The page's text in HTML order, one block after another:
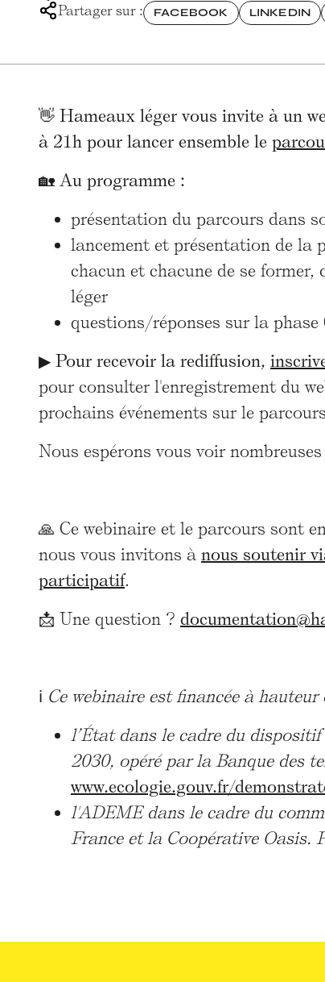
Partager sur :
FACEBOOK LINKEDIN
👋 Hameaux léger vous invite à un
à 21h pour lancer ensemble le
🏡 Au programme :
présentation du parcours dans
lancement et présentation de la
chacun et chacune de se
léger
questions/réponses sur la phase
▶ Pour recevoir la rediffusion,
pour consulter l'enregistrement du
prochains événements sur le
Nous espérons vous voir
🙏 Ce webinaire et le parcours sont
nous vous invitons à nous soutenir
participatif.
📩 Une question ?
ℹ️ Ce webinaire est financée à hauteur
l’État dans le cadre du
2030, opéré par la Banque des
www.ecologie.gouv.fr/
l'ADEME dans le cadre du
France et la Coopérative Oasis.